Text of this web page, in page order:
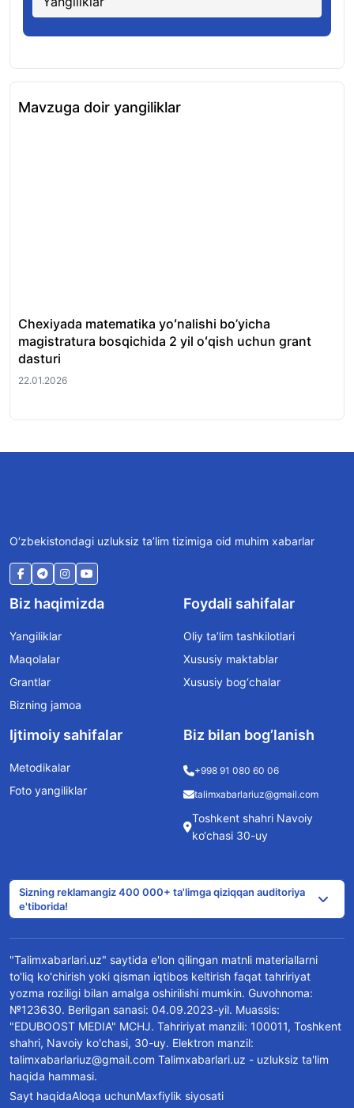
Mavzuga doir yangiliklar
Chexiyada matematika yoʻnalishi bo’yicha
magistratura bosqichida 2 yil oʻqish uchun grant
dasturi
22.01.2026
O‘zbekistondagi uzluksiz ta’lim tizimiga oid muhim xabarlar
Biz haqimizda
Yangiliklar
Maqolalar
Grantlar
Bizning jamoa
Foydali sahifalar
Oliy ta’lim tashkilotlari
Xususiy maktablar
Xususiy bog‘chalar
Ijtimoiy sahifalar
Metodikalar
Foto yangiliklar
Biz bilan bog’lanish
+998 91 080 60 06
talimxabarlariuz@gmail.com
Toshkent shahri Navoiy
ko‘chasi 30-uy
Sizning reklamangiz 400 000+ ta'limga qiziqqan auditoriya
e'tiborida!
"Talimxabarlari.uz" saytida e'lon qilingan matnli materiallarni
to'liq ko'chirish yoki qisman iqtibos keltirish faqat tahririyat
yozma roziligi bilan amalga oshirilishi mumkin. Guvohnoma:
№123630. Berilgan sanasi: 04.09.2023-yil. Muassis:
"EDUBOOST MEDIA" MCHJ. Tahririyat manzili: 100011, Toshkent
shahri, Navoiy ko'chasi, 30-uy. Elektron manzil:
talimxabarlariuz@gmail.com Talimxabarlari.uz - uzluksiz ta'lim
haqida hammasi.
Sayt haqidaAloqa uchunMaxfiylik siyosati